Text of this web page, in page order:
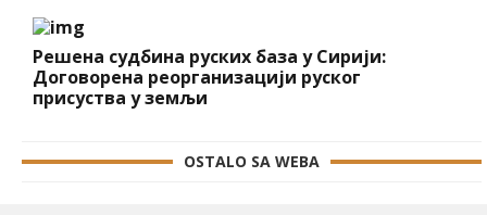
Решена судбина руских база у Сирији:
Договорена реорганизацији руског
присуства у земљи
OSTALO SA WEBA